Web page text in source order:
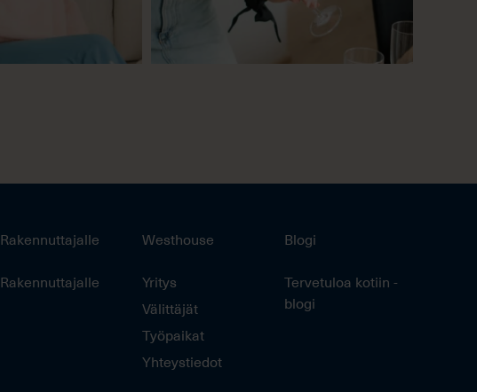
Rakennuttajalle
Rakennuttajalle
Westhouse
Yritys
Välittäjät
Työpaikat
Yhteystiedot
Blogi
Tervetuloa kotiin -
blogi